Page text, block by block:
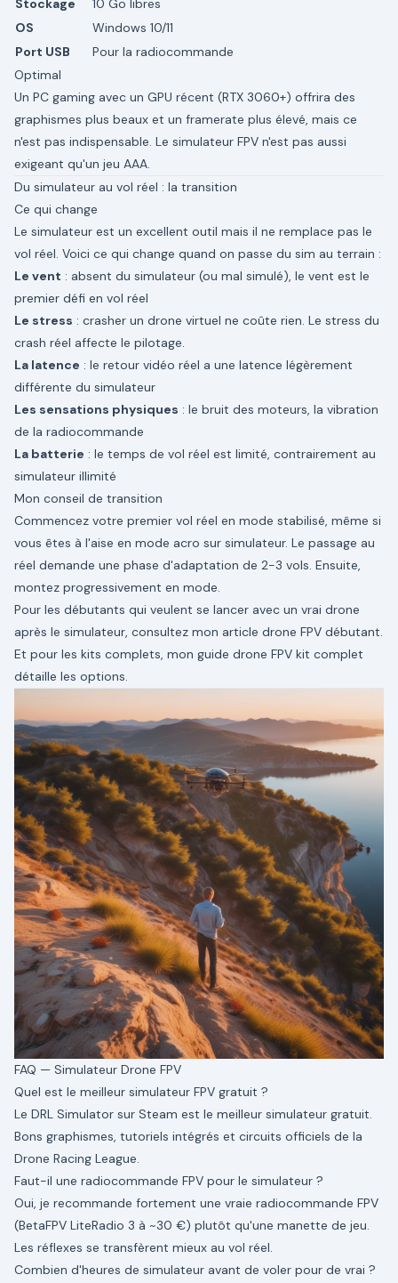
Stockage
10 Go libres
OS
Windows 10/11
Port USB
Pour la radiocommande
Optimal
Un PC gaming avec un GPU récent (RTX 3060+) offrira des
graphismes plus beaux et un framerate plus élevé, mais ce
n'est pas indispensable. Le simulateur FPV n'est pas aussi
exigeant qu'un jeu AAA.
Du simulateur au vol réel : la transition
Ce qui change
Le simulateur est un excellent outil mais il ne remplace pas le
vol réel. Voici ce qui change quand on passe du sim au terrain :
Le vent : absent du simulateur (ou mal simulé), le vent est le
premier défi en vol réel
Le stress : crasher un drone virtuel ne coûte rien. Le stress du
crash réel affecte le pilotage.
La latence : le retour vidéo réel a une latence légèrement
différente du simulateur
Les sensations physiques : le bruit des moteurs, la vibration
de la radiocommande
La batterie : le temps de vol réel est limité, contrairement au
simulateur illimité
Mon conseil de transition
Commencez votre premier vol réel en mode stabilisé, même si
vous êtes à l'aise en mode acro sur simulateur. Le passage au
réel demande une phase d'adaptation de 2-3 vols. Ensuite,
montez progressivement en mode.
Pour les débutants qui veulent se lancer avec un vrai drone
après le simulateur, consultez mon article drone FPV débutant.
Et pour les kits complets, mon guide drone FPV kit complet
détaille les options.
FAQ — Simulateur Drone FPV
Quel est le meilleur simulateur FPV gratuit ?
Le DRL Simulator sur Steam est le meilleur simulateur gratuit.
Bons graphismes, tutoriels intégrés et circuits officiels de la
Drone Racing League.
Faut-il une radiocommande FPV pour le simulateur ?
Oui, je recommande fortement une vraie radiocommande FPV
(BetaFPV LiteRadio 3 à ~30 €) plutôt qu'une manette de jeu.
Les réflexes se transfèrent mieux au vol réel.
Combien d'heures de simulateur avant de voler pour de vrai ?